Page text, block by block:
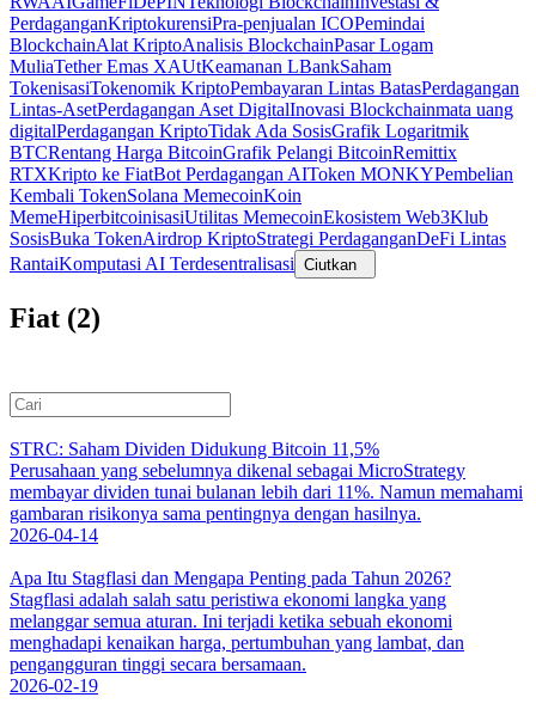
PerdaganganKriptokurensiPra-penjualan ICOPemindai
BlockchainAlat KriptoAnalisis BlockchainPasar Logam
MuliaTether Emas XAUtKeamanan LBankSaham
TokenisasiTokenomik KriptoPembayaran Lintas BatasPerdagangan
Lintas-AsetPerdagangan Aset DigitalInovasi Blockchainmata uang
digitalPerdagangan KriptoTidak Ada SosisGrafik Logaritmik
BTCRentang Harga BitcoinGrafik Pelangi BitcoinRemittix
RTXKripto ke FiatBot Perdagangan AIToken MONKYPembelian
Kembali TokenSolana MemecoinKoin
MemeHiperbitcoinisasiUtilitas MemecoinEkosistem Web3Klub
SosisBuka TokenAirdrop KriptoStrategi PerdaganganDeFi Lintas
RantaiKomputasi AI Terdesentralisasi Ciutkan
Fiat (2)
STRC: Saham Dividen Didukung Bitcoin 11,5%
Perusahaan yang sebelumnya dikenal sebagai MicroStrategy
membayar dividen tunai bulanan lebih dari 11%. Namun memahami
gambaran risikonya sama pentingnya dengan hasilnya.
2026-04-14
Apa Itu Stagflasi dan Mengapa Penting pada Tahun 2026?
Stagflasi adalah salah satu peristiwa ekonomi langka yang
melanggar semua aturan. Ini terjadi ketika sebuah ekonomi
menghadapi kenaikan harga, pertumbuhan yang lambat, dan
pengangguran tinggi secara bersamaan.
2026-02-19